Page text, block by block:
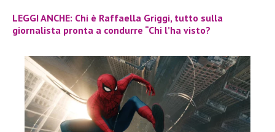
LEGGI ANCHE: Chi è Raffaella Griggi, tutto sulla
giornalista pronta a condurre “Chi l’ha visto?